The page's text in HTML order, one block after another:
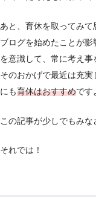
あと、育休を取ってみて
ブログを始めたことが
を意識して、常に考え事
そのおかげで最近は充
にも育休はおすすめです
この記事が少しでもみな
それでは！